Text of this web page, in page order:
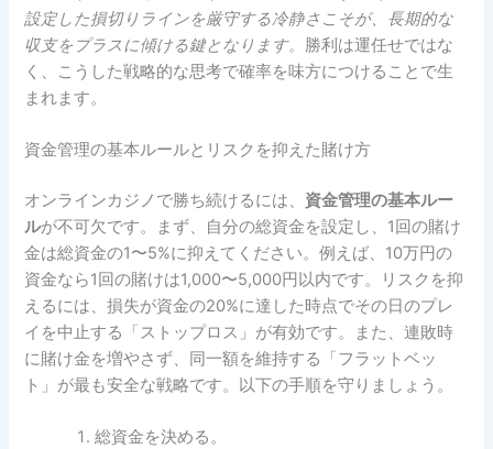
設定した損切りラインを厳守する冷静さこそが、長期的な
収支をプラスに傾ける鍵となります。 勝利は運任せではな
く、こうした戦略的な思考で確率を味方につけることで生
まれます。
資金管理の基本ルールとリスクを抑えた賭け方
オンラインカジノで勝ち続けるには、 資金管理の基本ルー
ルが不可欠です。まず、自分の総資金を設定し、1回の賭け
金は総資金の1〜5%に抑えてください。例えば、10万円の
資金なら1回の賭けは1,000〜5,000円以内です。リスクを抑
えるには、損失が資金の20%に達した時点でその日のプレ
イを中止する「ストップロス」が有効です。また、連敗時
に賭け金を増やさず、同一額を維持する「フラットベッ
ト」が最も安全な戦略です。以下の手順を守りましょう。
総資金を決める。